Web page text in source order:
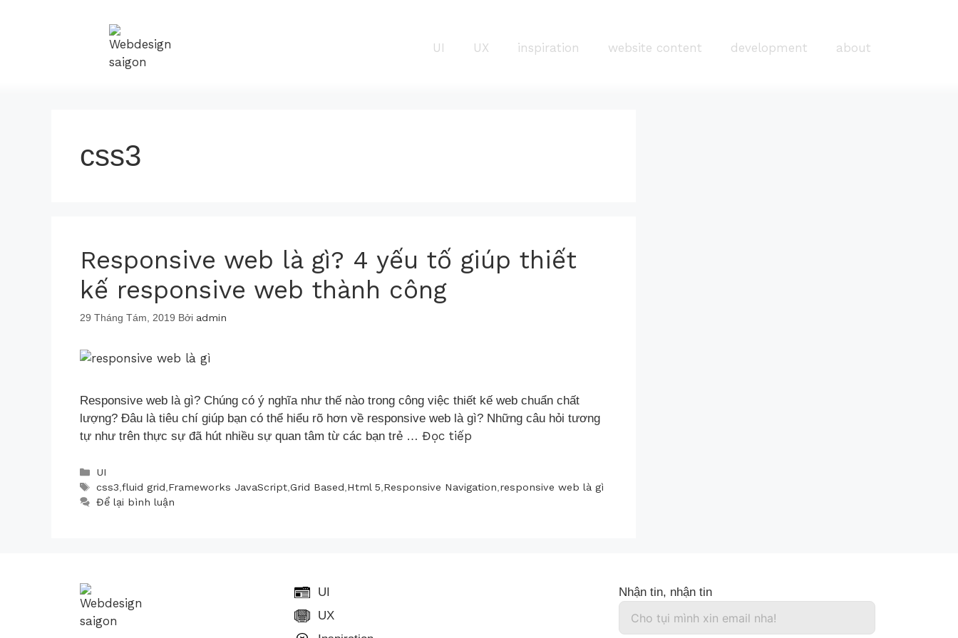
UI UX inspiration website content development about
css3
Responsive web là gì? 4 yếu tố giúp thiết
kế responsive web thành công
29 Tháng Tám, 2019 Bởi admin
Responsive web là gì? Chúng có ý nghĩa như thế nào trong công việc thiết kế web chuẩn chất
lượng? Đâu là tiêu chí giúp bạn có thể hiểu rõ hơn về responsive web là gì? Những câu hỏi tương
tự như trên thực sự đã hút nhiều sự quan tâm từ các bạn trẻ … Đọc tiếp
UI
css3,fluid grid,Frameworks JavaScript,Grid Based,Html 5,Responsive Navigation,responsive web là gì
Để lại bình luận
UI
UX
Nhận tin, nhận tin